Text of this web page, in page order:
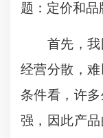
题：定价和品
首先，我
经营分散，
条件看，许
强，因此产